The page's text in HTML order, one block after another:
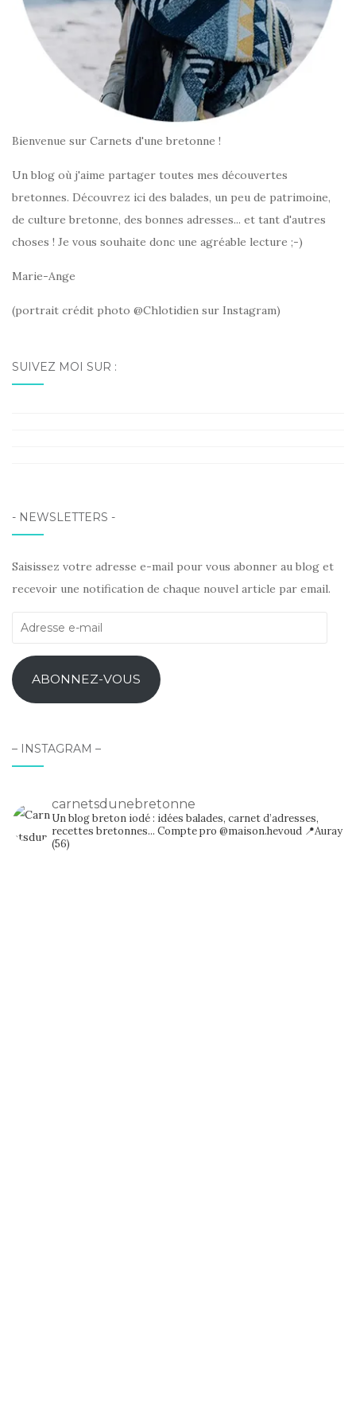
Bienvenue sur Carnets d'une bretonne !
Un blog où j'aime partager toutes mes découvertes
bretonnes. Découvrez ici des balades, un peu de patrimoine,
de culture bretonne, des bonnes adresses... et tant d'autres
choses ! Je vous souhaite donc une agréable lecture ;-)
Marie-Ange
(portrait crédit photo @Chlotidien sur Instagram)
SUIVEZ MOI SUR :
- NEWSLETTERS -
Saisissez votre adresse e-mail pour vous abonner au blog et
recevoir une notification de chaque nouvel article par email.
Adresse
mail
ABONNEZ-VOUS
– INSTAGRAM –
carnetsdunebretonne
Un blog breton iodé : idées balades, carnet d’adresses,
recettes bretonnes... Compte pro @maison.hevoud 📍Auray
(56)